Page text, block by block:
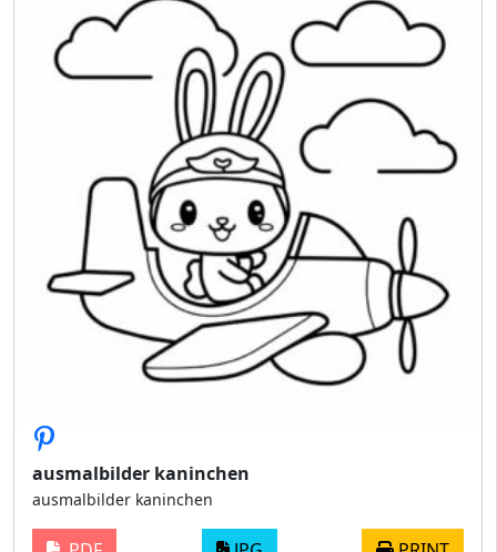
ausmalbilder kaninchen
ausmalbilder kaninchen